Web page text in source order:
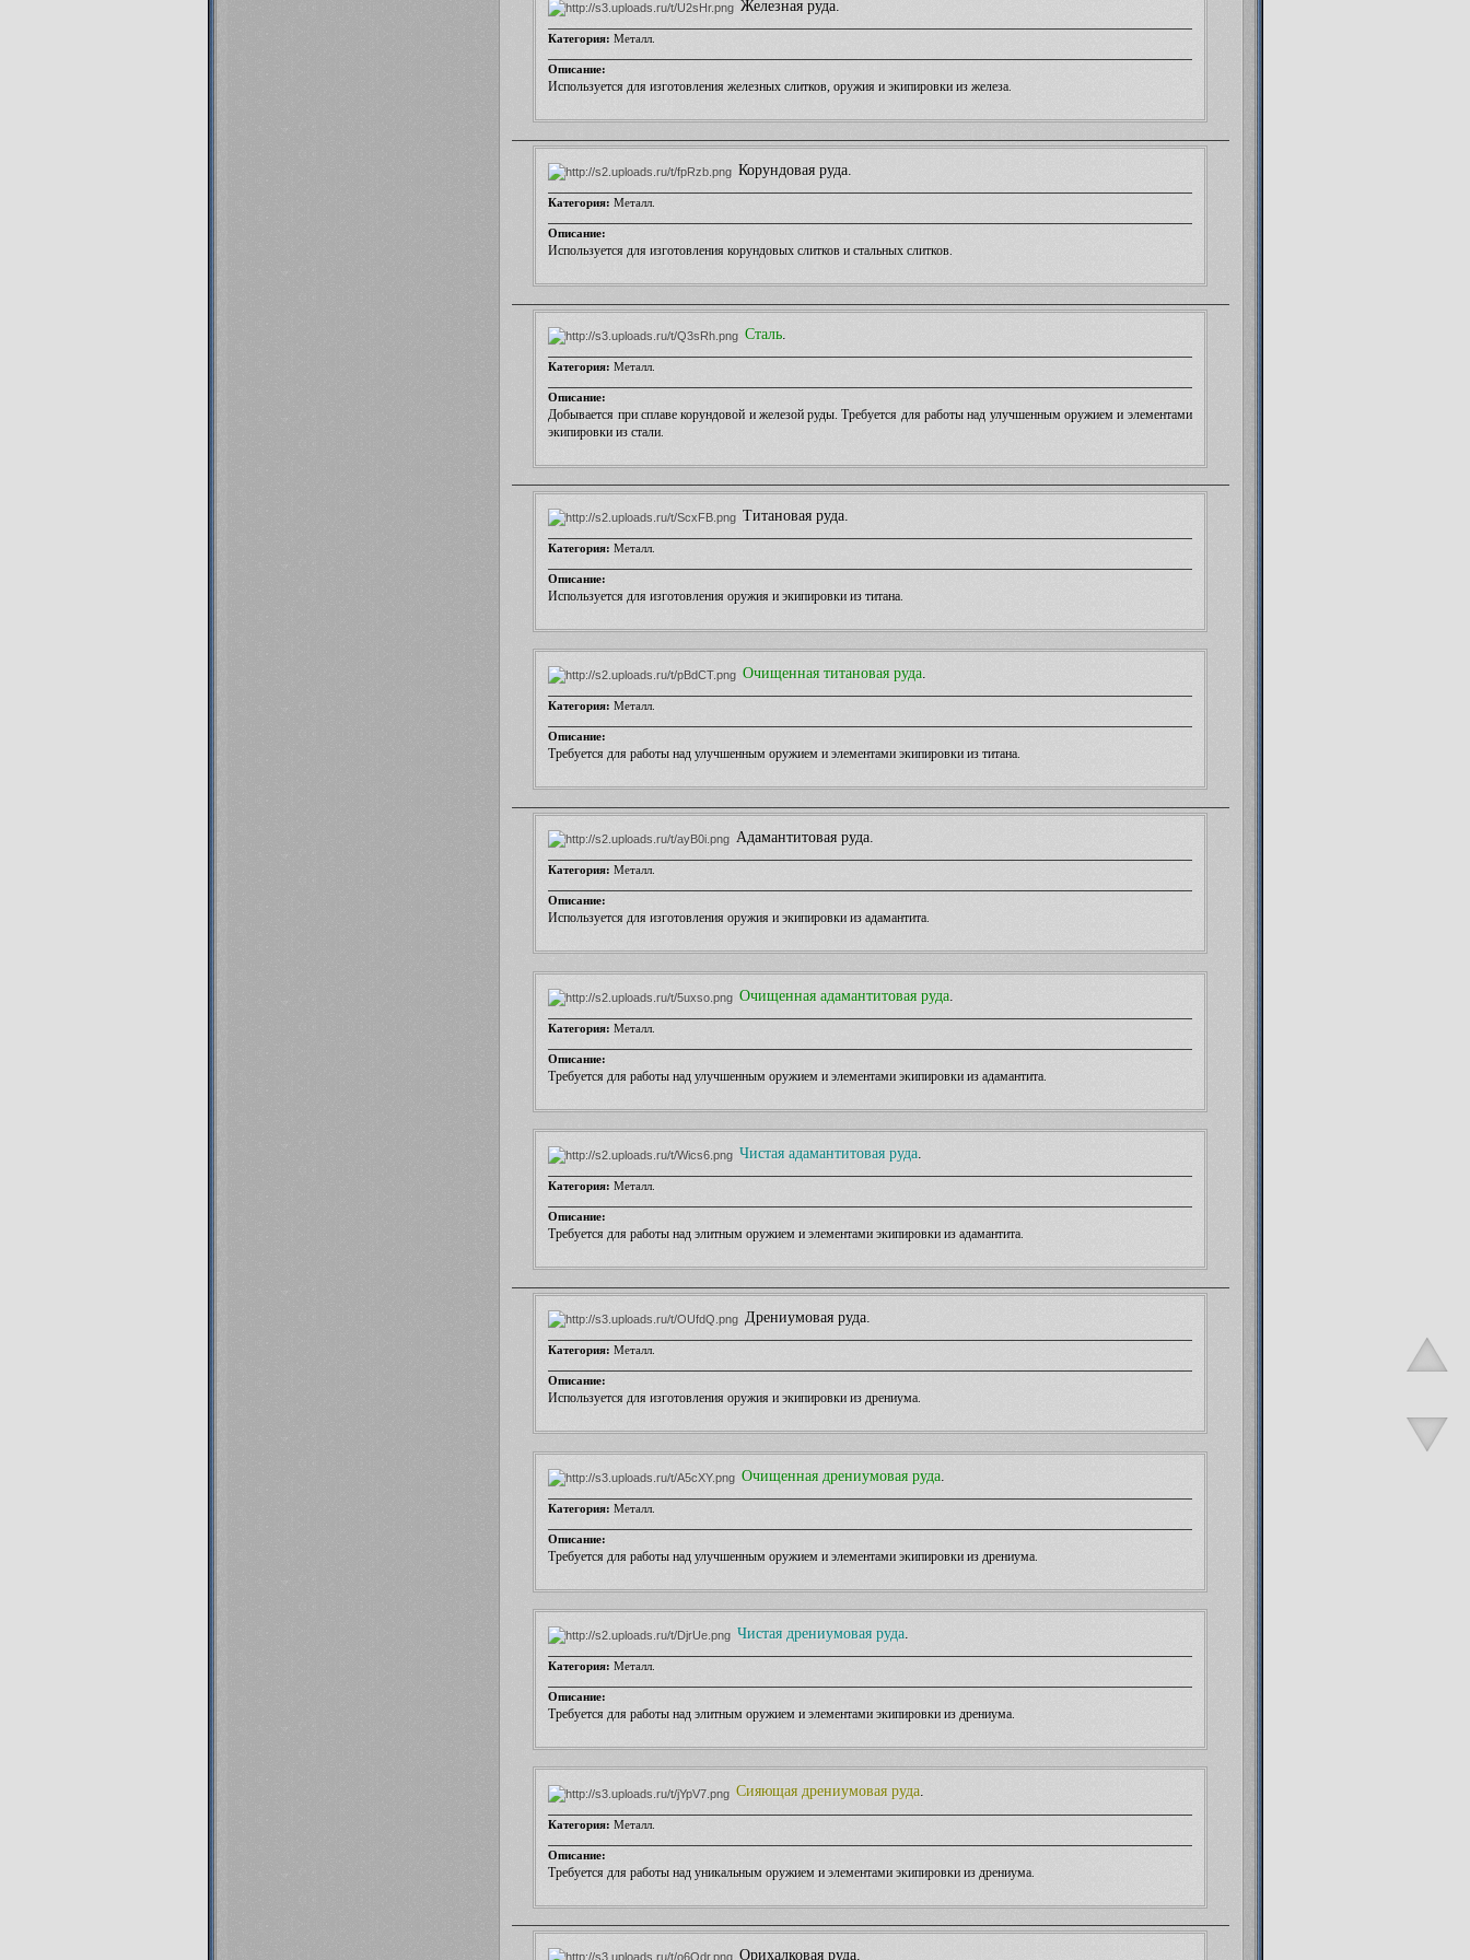
Мы ме-е-едленно и со скрипом открываем свои двери. В администрации далеко не одна Венди слоупок, просто она наиболее честна и
Железная руда.
Категория: Металл.
Описание:
Используется для изготовления железных слитков, оружия и экипировки из железа
Корундовая руда.
Категория: Металл.
Описание:
Используется для изготовления корундовых слитков и стальных слитков
Сталь
Категория: Металл.
Описание:
Добывается при сплаве корундовой и железой руды. Требуется для работы над улучшенным оружием и элементами
экипировки из стали
Титановая руда.
Категория: Металл.
Описание:
Используется для изготовления оружия и экипировки из титана
Очищенная титановая руда.
Категория: Металл.
Описание:
Требуется для работы над улучшенным оружием и элементами экипировки из титана.
Адамантитовая руда.
Категория: Металл.
Описание:
Используется для изготовления оружия и экипировки из адамантита
Очищенная адамантитовая руда
Категория: Металл.
Описание:
Требуется для работы над улучшенным оружием и элементами экипировки из адамантита
Чистая адамантитовая руда.
Категория: Металл.
Описание:
Требуется для работы над элитным оружием и элементами экипировки из адамантита
Дрениумовая руда.
Категория: Металл.
Описание:
Используется для изготовления оружия и экипировки из дрениума
Очищенная дрениумовая руда
Категория: Металл.
Описание:
Требуется для работы над улучшенным оружием и элементами экипировки из дрениума
Чистая дрениумовая руда.
Категория: Металл.
Описание:
Требуется для работы над элитным оружием и элементами экипировки из дрениума
Сияющая дрениумовая руда.
Категория: Металл.
Описание:
Требуется для работы над уникальным оружием и элементами экипировки из дрениума
Орихалковая руда.